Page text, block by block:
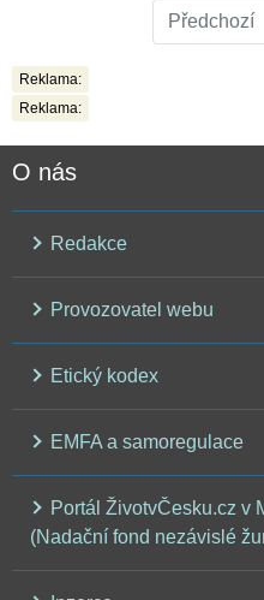
Předchozí
Reklama:
Reklama:
O nás
Redakce
Provozovatel webu
Etický kodex
EMFA a samoregulace
Portál ŽivotvČesku.cz v
(Nadační fond nezávislé